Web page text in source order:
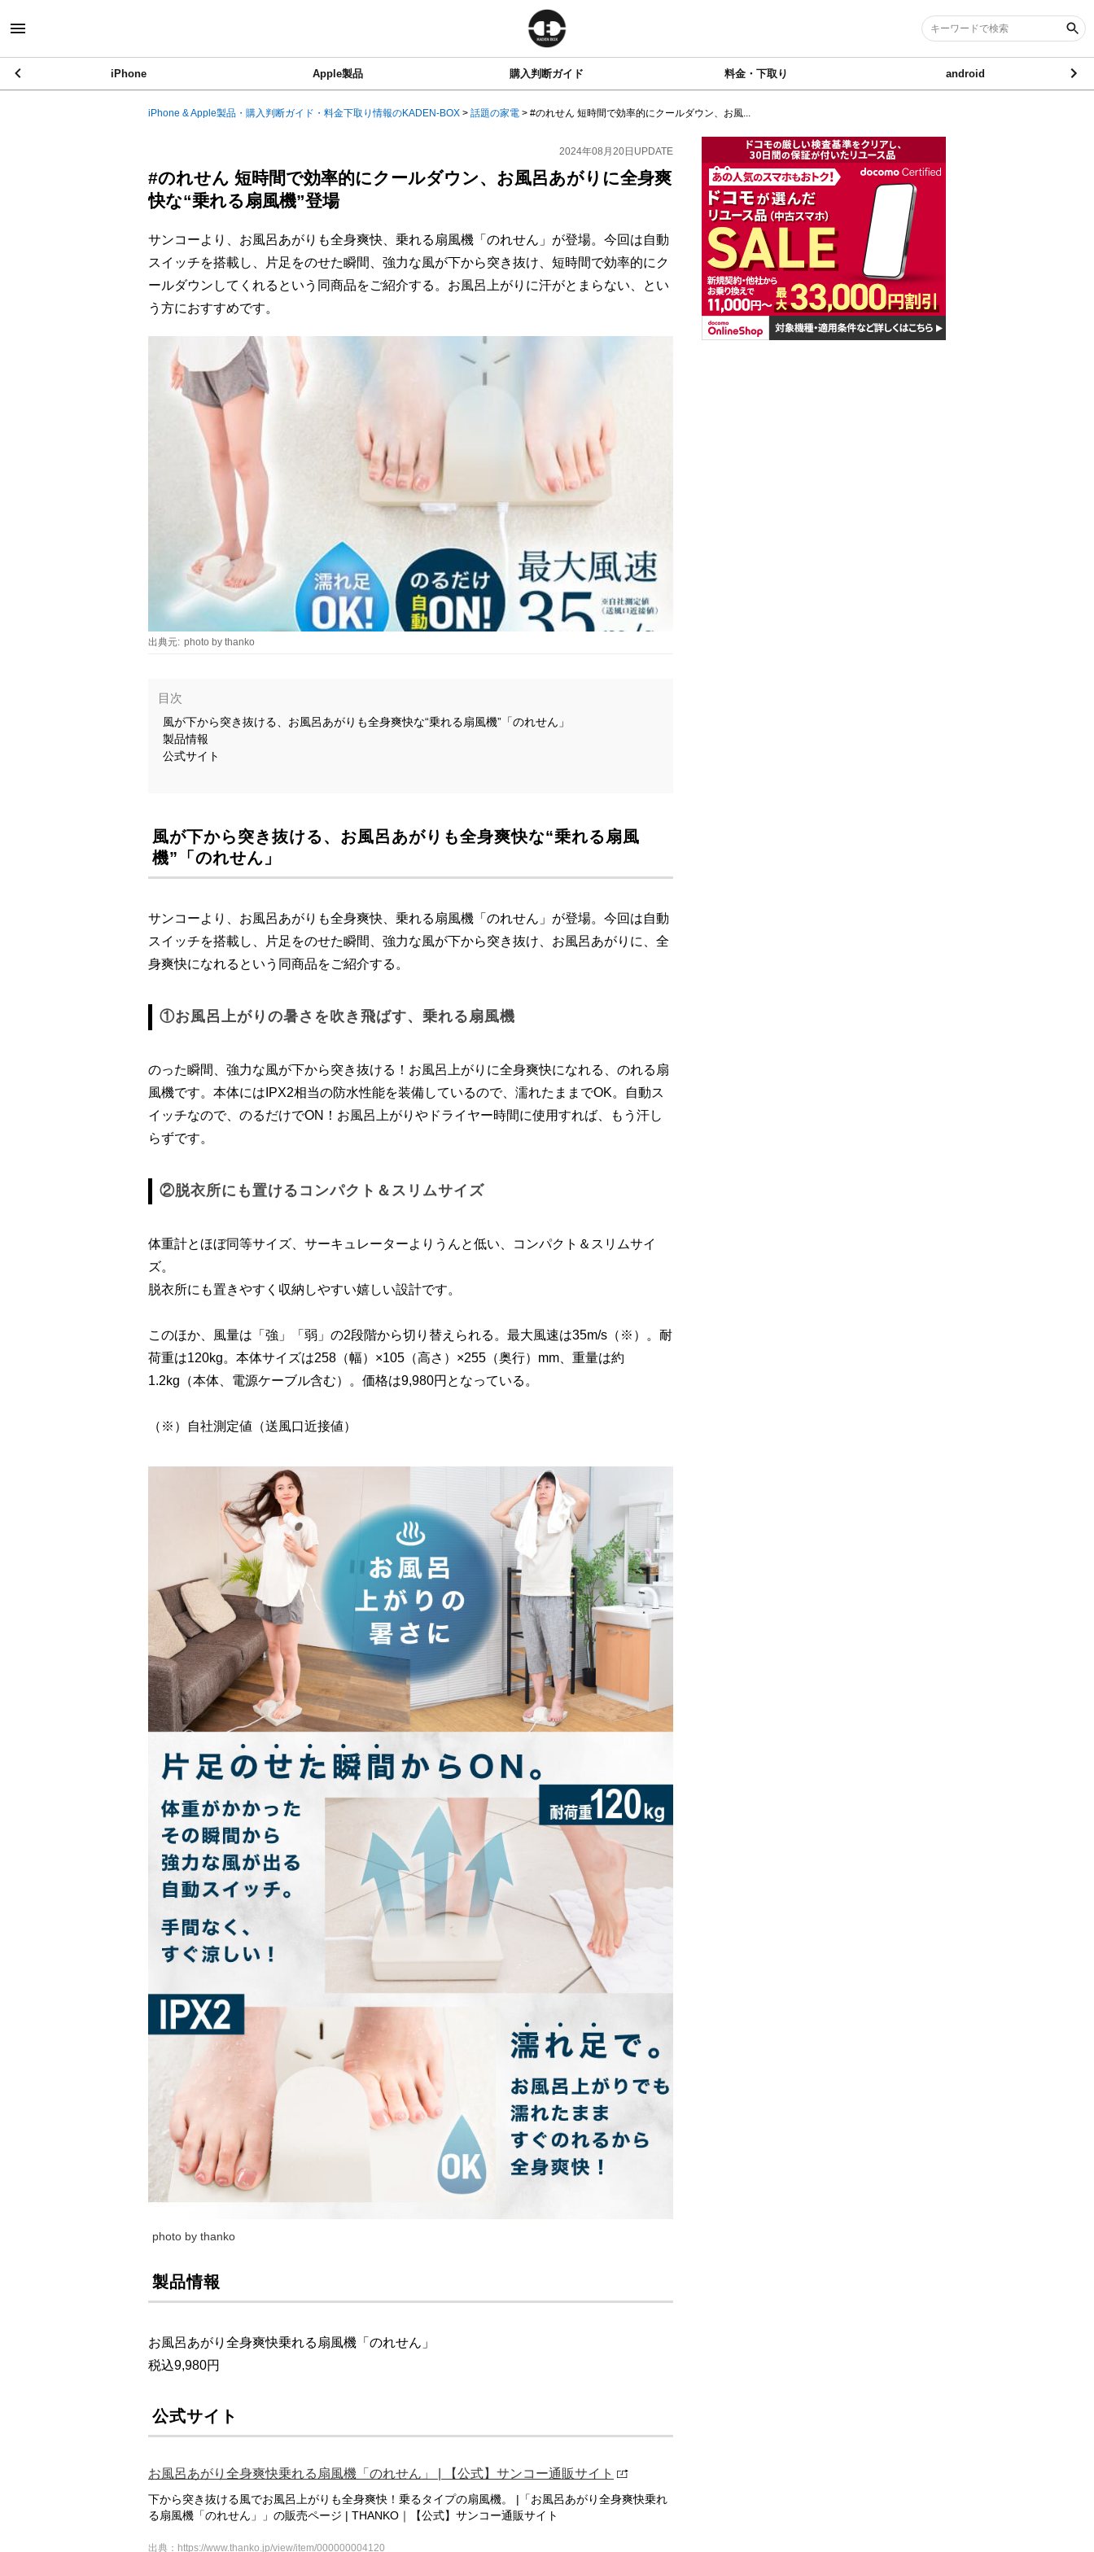
iPhone Apple製品 購入判断ガイド 料金・下取り android
iPhone & Apple製品・購入判断ガイド・料金下取り情報のKADEN-BOX > 話題の家電 > #のれせん 短時間で効率的にクールダウン、お風...
2024年08月20日 UPDATE
#のれせん 短時間で効率的にクールダウン、お風呂あがりに全身爽
快な“乗れる扇風機”登場
サンコーより、お風呂あがりも全身爽快、乗れる扇風機「のれせん」が登場。今回は自動
スイッチを搭載し、片足をのせた瞬間、強力な風が下から突き抜け、短時間で効率的にク
ールダウンしてくれるという同商品をご紹介する。お風呂上がりに汗がとまらない、とい
う方におすすめです。
出典元: photo by thanko
目次
風が下から突き抜ける、お風呂あがりも全身爽快な“乗れる扇風機”「のれせん」
製品情報
公式サイト
風が下から突き抜ける、お風呂あがりも全身爽快な“乗れる扇風
機”「のれせん」
サンコーより、お風呂あがりも全身爽快、乗れる扇風機「のれせん」が登場。今回は自動
スイッチを搭載し、片足をのせた瞬間、強力な風が下から突き抜け、お風呂あがりに、全
身爽快になれるという同商品をご紹介する。
①お風呂上がりの暑さを吹き飛ばす、乗れる扇風機
のった瞬間、強力な風が下から突き抜ける！お風呂上がりに全身爽快になれる、のれる扇
風機です。本体にはIPX2相当の防水性能を装備しているので、濡れたままでOK。自動ス
イッチなので、のるだけでON！お風呂上がりやドライヤー時間に使用すれば、もう汗し
らずです。
②脱衣所にも置けるコンパクト＆スリムサイズ
体重計とほぼ同等サイズ、サーキュレーターよりうんと低い、コンパクト＆スリムサイ
ズ。
脱衣所にも置きやすく収納しやすい嬉しい設計です。
このほか、風量は「強」「弱」の2段階から切り替えられる。最大風速は35m/s（※）。耐
荷重は120kg。本体サイズは258（幅）×105（高さ）×255（奥行）mm、重量は約
1.2kg（本体、電源ケーブル含む）。価格は9,980円となっている。
（※）自社測定値（送風口近接値）
photo by thanko
製品情報
お風呂あがり全身爽快乗れる扇風機「のれせん」
税込9,980円
公式サイト
お風呂あがり全身爽快乗れる扇風機「のれせん」 | 【公式】サンコー通販サイト
下から突き抜ける風でお風呂上がりも全身爽快！乗るタイプの扇風機。 |「お風呂あがり全身爽快乗れ
る扇風機「のれせん」」の販売ページ | THANKO｜【公式】サンコー通販サイト
出典：https://www.thanko.jp/view/item/000000004120